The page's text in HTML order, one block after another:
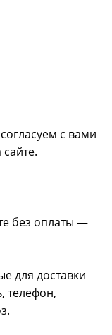
с вами
без оплаты —
для доставки
телефон,